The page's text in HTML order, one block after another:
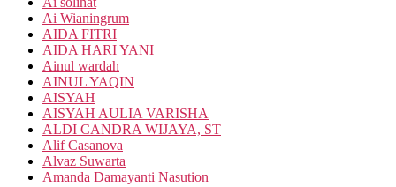
Ai Wianingrum
AIDA FITRI
AIDA HARI YANI
Ainul wardah
AINUL YAQIN
AISYAH
AISYAH AULIA VARISHA
ALDI CANDRA WIJAYA, ST
Alif Casanova
Alvaz Suwarta
Amanda Damayanti Nasution